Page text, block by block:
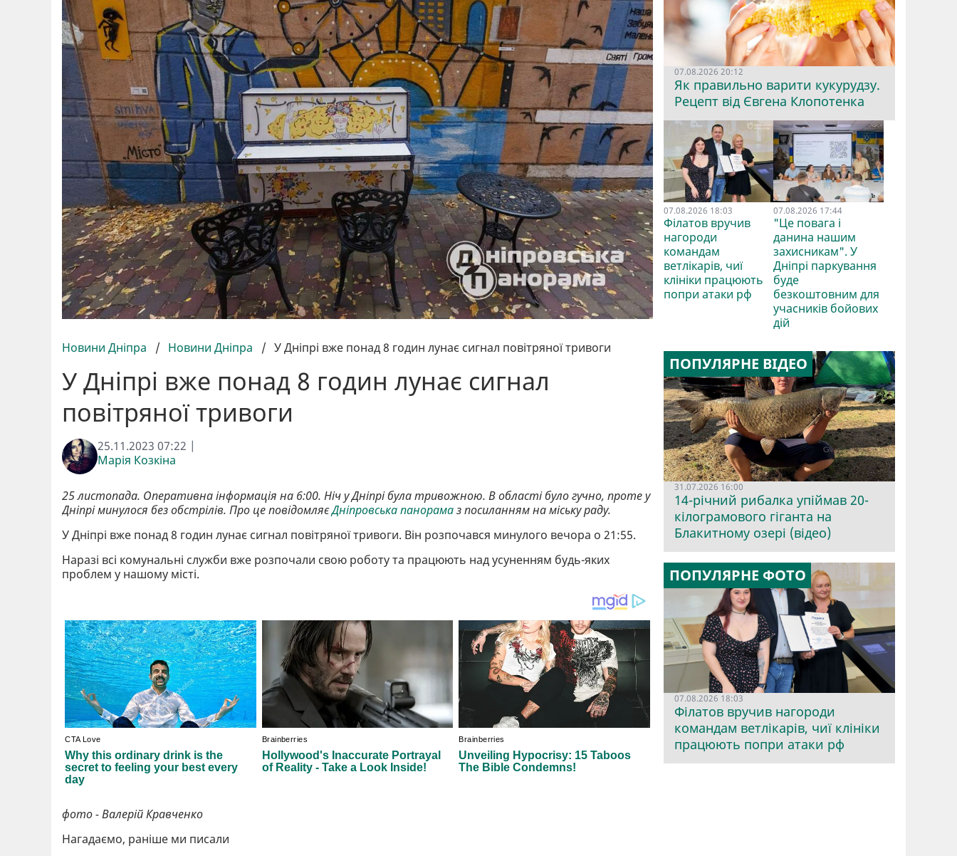
Новини Дніпра / Новини Дніпра / У Дніпрі вже понад 8 годин лунає сигнал повітряної тривоги
У Дніпрі вже понад 8 годин лунає сигнал
повітряної тривоги
25.11.2023 07:22 |
Марія Козкіна
25 листопада. Оперативна інформація на 6:00. Ніч у Дніпрі була тривожною. В області було гучно, проте у
Дніпрі минулося без обстрілів. Про це повідомляєДніпровська панорамаз посиланням на міську раду.
У Дніпрі вже понад 8 годин лунає сигнал повітряної тривоги. Він розпочався минулого вечора о 21:55.
Наразі всі комунальні служби вже розпочали свою роботу та працюють над усуненням будь-яких
проблем у нашому місті.
фото - Валерій Кравченко
Нагадаємо, раніше ми писали
07.08.2026 20:12
Як правильно варити кукурудзу.
Рецепт від Євгена Клопотенка
07.08.2026 18:03
Філатов вручив
нагороди
командам
ветлікарів, чиї
клініки працюють
попри атаки рф
07.08.2026 17:44
"Це повага і
данина нашим
захисникам". У
Дніпрі паркування
буде
безкоштовним для
учасників бойових
дій
ПОПУЛЯРНЕ ВІДЕО
31.07.2026 16:00
14-річний рибалка упіймав 20-
кілограмового гіганта на
Блакитному озері (відео)
ПОПУЛЯРНЕ ФОТО
07.08.2026 18:03
Філатов вручив нагороди
командам ветлікарів, чиї клініки
працюють попри атаки рф